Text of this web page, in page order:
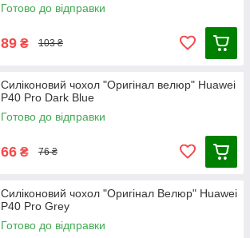
Готово до відправки
89 ₴ 103 ₴
Силіконовий чохол "Оригінал велюр" Huawei
P40 Pro Dark Blue
Готово до відправки
66 ₴ 76 ₴
Силіконовий чохол "Оригінал Велюр" Huawei
P40 Pro Grey
Готово до відправки